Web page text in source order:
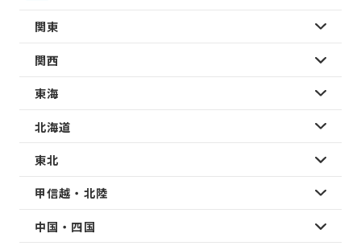
関東
関西
東海
北海道
東北
甲信越・北陸
中国・四国